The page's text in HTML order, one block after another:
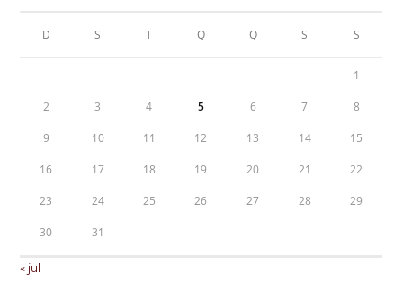
D S T Q Q S S
1
2 3 4 5 6 7 8
9 10 11 12 13 14 15
16 17 18 19 20 21 22
23 24 25 26 27 28 29
30 31
« jul